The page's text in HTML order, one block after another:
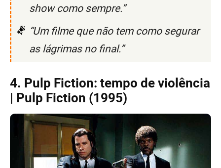
show como sempre.”
“Um filme que não tem como segurar
as lágrimas no final.”
4. Pulp Fiction: tempo de violência
| Pulp Fiction (1995)